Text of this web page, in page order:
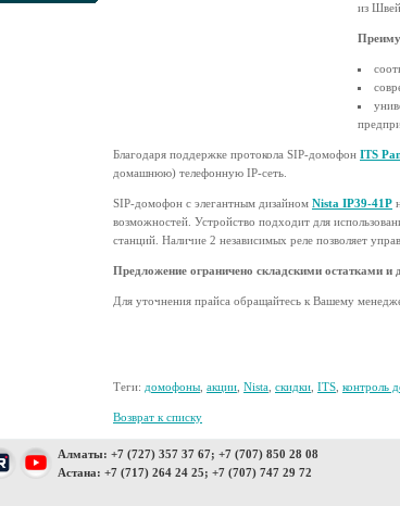
из
Благодаря поддержке протокола SIP-домофон ITS
домашнюю) телефонную IP-сеть.
SIP-домофон с элегантным дизайном Nista IP39-41P
возможностей. Устройство подходит для
станций. Наличие 2 независимых реле позволяет
Предложение ограничено складскими остатками
Для уточнения прайса обращайтесь к Вашему
Теги: домофоны акции Nista скидки ITS контроль
Возврат к списку
Алматы: +7 (727) 357 37 67; +7 (707) 850 28 08
Астана: +7 (717) 264 24 25; +7 (707) 747 29 72